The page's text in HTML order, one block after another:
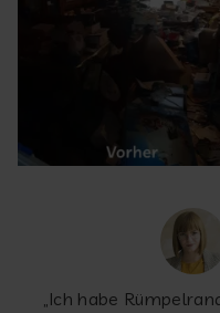
„Ich habe